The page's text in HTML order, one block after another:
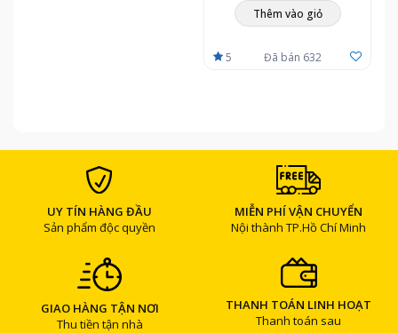
Thêm vào giỏ
5 Đã bán 632
UY TÍN HÀNG ĐẦU
Sản phẩm độc quyền
MIỄN PHÍ VẬN CHUYỂN
Nội thành TP.Hồ Chí Minh
GIAO HÀNG TẬN NƠI
Thu tiền tận nhà
THANH TOÁN LINH HOẠT
Thanh toán sau